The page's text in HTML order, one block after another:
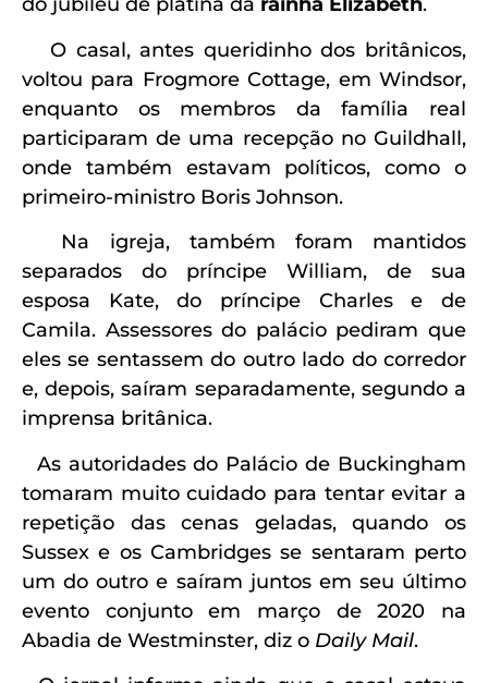
O casal, antes queridinho dos britânicos,
voltou para Frogmore Cottage, em Windsor,
enquanto os membros da família real
participaram de uma recepção no Guildhall,
onde também estavam políticos, como o
primeiro-ministro Boris Johnson.
Na igreja, também foram mantidos
separados do príncipe William, de sua
esposa Kate, do príncipe Charles e de
Camila. Assessores do palácio pediram que
eles se sentassem do outro lado do corredor
e, depois, saíram separadamente, segundo a
imprensa britânica.
As autoridades do Palácio de Buckingham
tomaram muito cuidado para tentar evitar a
repetição das cenas geladas, quando os
Sussex e os Cambridges se sentaram perto
um do outro e saíram juntos em seu último
evento conjunto em março de 2020 na
Abadia de Westminster, diz o Daily Mail.